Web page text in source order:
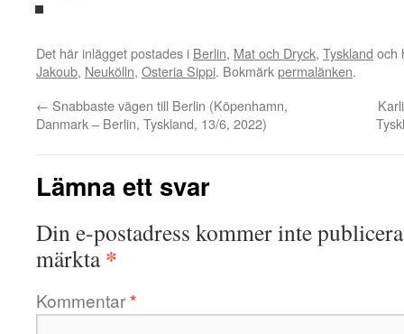
Det här inlägget postades i Berlin, Mat och Dryck, Tyskland och
Jakoub, Neukölln, Osteria Sippi. Bokmärkpermalänken.
← Snabbaste vägen till Berlin (Köpenhamn,
Danmark – Berlin, Tyskland, 13/6, 2022)
Lämna ett svar
Din e-postadress kommer inte
märkta*
Kommentar*